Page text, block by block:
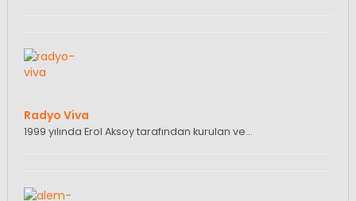
Radyo Viva
1999 yılında Erol Aksoy tarafından kurulan ve…